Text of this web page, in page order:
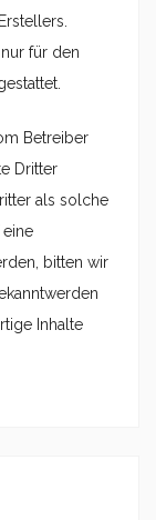
für den
Betreiber
Dritter
als solche
bitten wir
Inhalte